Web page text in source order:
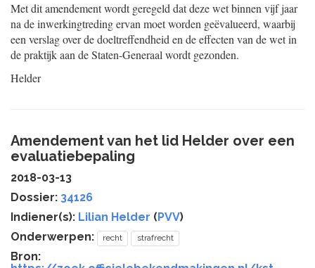
Met dit amendement wordt geregeld dat deze wet binnen vijf jaar
na de inwerkingtreding ervan moet worden geëvalueerd, waarbij
een verslag over de doeltreffendheid en de effecten van de wet in
de praktijk aan de Staten-Generaal wordt gezonden.
Helder
Amendement van het lid Helder over een
evaluatiebepaling
2018-03-13
Dossier: 34126
Indiener(s): Lilian Helder (PVV)
Onderwerpen:
recht strafrecht
Bron: